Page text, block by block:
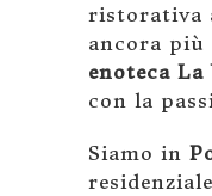
ristorativa
ancora più
enoteca
con la
Siamo in